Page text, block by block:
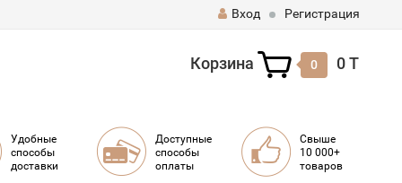
Вход Регистрация
Корзина 0 0 T
Удобные
способы
доставки
Доступные
способы
оплаты
Свыше
10 000+
товаров